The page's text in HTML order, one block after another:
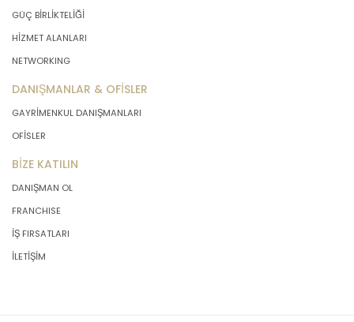
GÜÇ BİRLİKTELİĞİ
HİZMET ALANLARI
NETWORKING
DANIŞMANLAR & OFİSLER
GAYRİMENKUL DANIŞMANLARI
OFİSLER
BİZE KATILIN
DANIŞMAN OL
FRANCHISE
İŞ FIRSATLARI
İLETİŞİM